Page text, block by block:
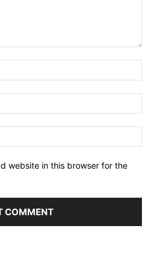
website in this browser for the